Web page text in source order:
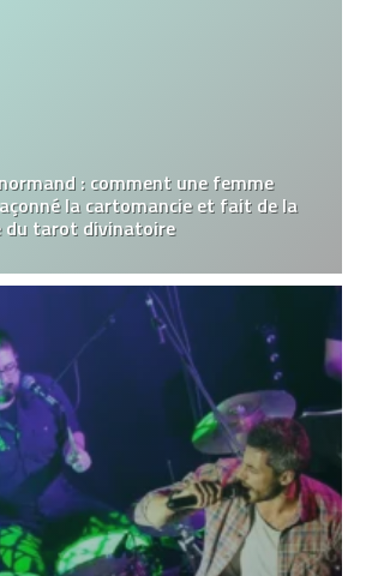
: comment une femme
la cartomancie et fait de la
du tarot divinatoire